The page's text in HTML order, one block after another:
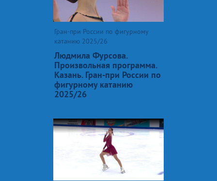
Гран-при России по фигурному
катанию 2025/26
Людмила Фурсова.
Произвольная программа.
Казань. Гран-при России по
фигурному катанию
2025/26